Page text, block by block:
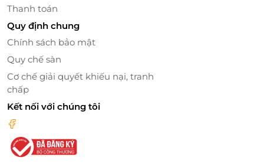
Mua Thẻ Quà Tặng Cân Taiwanese Street
Hotpot trên LifeLink - Giải Pháp Tuyệt
Vời Cho Bạn
Thanh toán
Quy định chung
Chính sách bảo mật
Quy chế sàn
Cơ chế giải quyết khiếu nại, tranh
chấp
Kết nối với chúng tôi